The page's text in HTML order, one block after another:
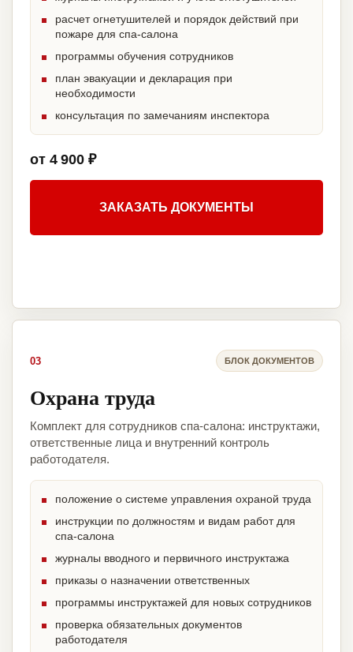
расчет огнетушителей и порядок действий при
пожаре для спа-салона
программы обучения сотрудников
план эвакуации и декларация при
необходимости
консультация по замечаниям инспектора
от 4 900 ₽
ЗАКАЗАТЬ ДОКУМЕНТЫ
03 БЛОК ДОКУМЕНТОВ
Охрана труда
Комплект для сотрудников спа-салона: инструктажи,
ответственные лица и внутренний контроль
работодателя.
положение о системе управления охраной труда
инструкции по должностям и видам работ для
спа-салона
журналы вводного и первичного инструктажа
приказы о назначении ответственных
программы инструктажей для новых сотрудников
проверка обязательных документов
работодателя